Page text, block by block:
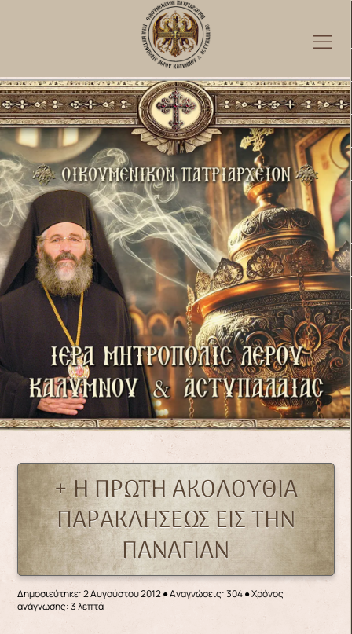
+ Η ΠΡΩΤΗ ΑΚΟΛΟΥΘΙΑ
ΠΑΡΑΚΛΗΣΕΩΣ ΕΙΣ ΤΗΝ
ΠΑΝΑΓΙΑΝ
Δημοσιεύτηκε: 2 Αυγούστου 2012●Αναγνώσεις: 304● Χρόνος
ανάγνωσης: 3 λεπτά